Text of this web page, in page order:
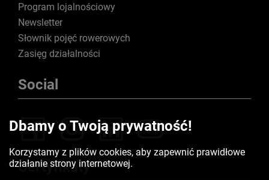
Program lojalnościowy
Newsletter
Słownik pojęć rowerowych
Zasięg działalności
Social
Certyfikaty
Dbamy o Twoją prywatność!
Korzystamy z plików cookies, aby zapewnić prawidłowe
działanie strony internetowej.